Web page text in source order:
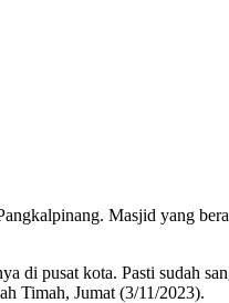
Masjid yang
di pusat kota. Pasti sudah
Timah, Jumat (3/11/2023).